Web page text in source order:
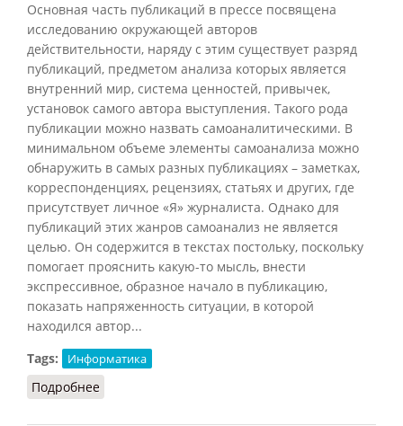
Основная часть публикаций в прессе посвящена
исследованию окружающей авторов
действительности, наряду с этим существует разряд
публикаций, предметом анализа которых является
внутренний мир, система ценностей, привычек,
установок самого автора выступления. Такого рода
публикации можно назвать самоаналитическими. В
минимальном объеме элементы самоанализа можно
обнаружить в самых разных публикациях – заметках,
корреспонденциях, рецензиях, статьях и других, где
присутствует личное «Я» журналиста. Однако для
публикаций этих жанров самоанализ не является
целью. Он содержится в текстах постольку, поскольку
помогает прояснить какую-то мысль, внести
экспрессивное, образное начало в публикацию,
показать напряженность ситуации, в которой
находился автор...
Tags:
Информатика
Подробнее